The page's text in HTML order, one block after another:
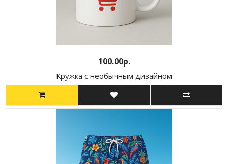
100.00р.
Кружка с необычным дизайном